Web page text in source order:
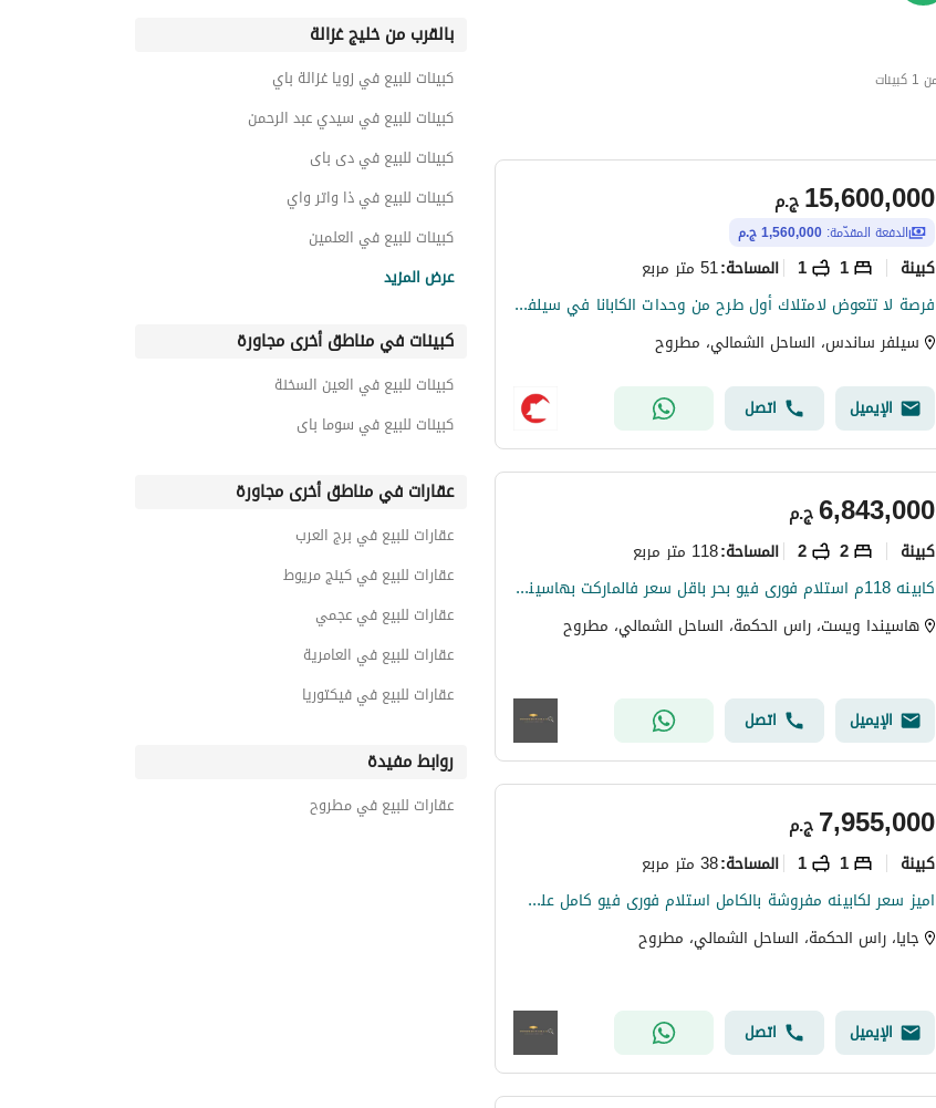
ج.م15,600,000
الدفعة المقدّمة: 1,560,000 ج.م
كبينة 1
1 المساحة:51 متر مربع
فرصة لا تتعوض لامتلاك أول طرح من وحدات الكابانا في سيلفر ساندس الساحل الشمالي من أورا | Cabana بإطلالة لاجون مباشرة | شاليه فاخر غرفة نوم واحدة 51 متر
سيلفر ساندس، الساحل الشمالي، مطروح
الإيميل اتصل
ج.م6,843,000
كبينة 2
2 المساحة:118 متر مربع
كابينه 118م استلام فورى فيو بحر باقل سعر فالماركت بهاسيندا ويست راس الحكمة
هاسيندا ويست، راس الحكمة، الساحل الشمالي، مطروح
الإيميل اتصل
ج.م7,955,000
كبينة 1
1 المساحة:38 متر مربع
اميز سعر لكابينه مفروشة بالكامل استلام فورى فيو كامل على البحر وال Pool بـ جايا - راس الحكمة - الساحل الشمالى
جايا، راس الحكمة، الساحل الشمالي، مطروح
الإيميل اتصل
بالقرب من خليج غزالة
كبينات للبيع في زويا غزالة باي
كبينات للبيع في سيدي عبد الرحمن
كبينات للبيع في دى باى
كبينات للبيع في ذا واتر واي
كبينات للبيع في العلمين
كبينات للبيع في راس الحكمة
كبينات للبيع في سيلفر ساندس
كبينات للبيع في سيدي حنيش
عرض المزيد
كبينات في مناطق أخرى مجاورة
كبينات للبيع في العين السخنة
كبينات للبيع في سوما باى
عقارات في مناطق أخرى مجاورة
عقارات للبيع في برج العرب
عقارات للبيع في كينج مريوط
عقارات للبيع في عجمي
عقارات للبيع في العامرية
عقارات للبيع في فيكتوريا
روابط مفيدة
عقارات للبيع في مطروح